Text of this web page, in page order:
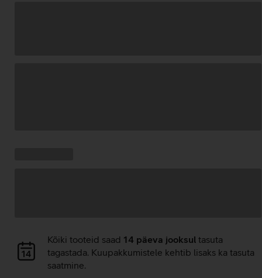
Andmete
laadimine
Kõiki tooteid saad 14 päeva jooksul tasuta
tagastada. Kuupakkumistele kehtib lisaks ka tasuta
saatmine.